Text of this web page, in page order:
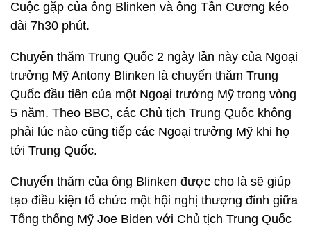
Cuộc gặp của ông Blinken và ông Tần Cương kéo
dài 7h30 phút.
Chuyến thăm Trung Quốc 2 ngày lần này của Ngoại
trưởng Mỹ Antony Blinken là chuyến thăm Trung
Quốc đầu tiên của một Ngoại trưởng Mỹ trong vòng
5 năm. Theo BBC, các Chủ tịch Trung Quốc không
phải lúc nào cũng tiếp các Ngoại trưởng Mỹ khi họ
tới Trung Quốc.
Chuyến thăm của ông Blinken được cho là sẽ giúp
tạo điều kiện tổ chức một hội nghị thượng đỉnh giữa
Tổng thống Mỹ Joe Biden với Chủ tịch Trung Quốc